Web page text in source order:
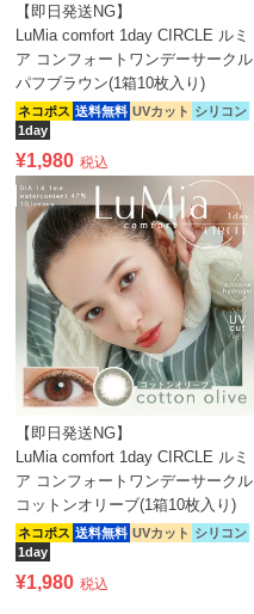
【即日発送NG】
LuMia comfort 1day CIRCLE ルミ
ア コンフォートワンデーサークル
パフブラウン(1箱10枚入り)
ネコポス 送料無料 UVカット シリコン
1day
¥1,980 税込
【即日発送NG】
LuMia comfort 1day CIRCLE ルミ
ア コンフォートワンデーサークル
コットンオリーブ(1箱10枚入り)
ネコポス 送料無料 UVカット シリコン
1day
¥1,980 税込